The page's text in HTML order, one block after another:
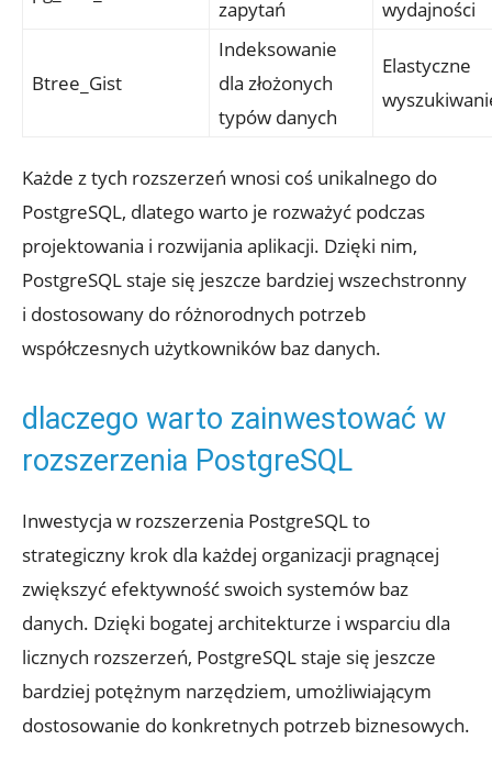
zapytań
wydajności
Btree_Gist
Indeksowanie
dla złożonych
typów ‍danych
Elastyczne
Każde ⁢z tych rozszerzeń wnosi coś⁣ unikalnego do
PostgreSQL, dlatego warto je ⁤rozważyć podczas
projektowania i rozwijania aplikacji. Dzięki nim,
PostgreSQL staje się jeszcze bardziej wszechstronny
i dostosowany do różnorodnych potrzeb⁤
współczesnych użytkowników baz danych.
dlaczego​ warto zainwestować w
rozszerzenia PostgreSQL
Inwestycja w ⁤rozszerzenia PostgreSQL to
strategiczny krok ‍dla każdej ​organizacji pragnącej
zwiększyć efektywność swoich systemów ‌baz
danych. Dzięki‍ bogatej architekturze i wsparciu⁣ dla
licznych rozszerzeń, PostgreSQL staje‌ się jeszcze
bardziej potężnym narzędziem, umożliwiającym
dostosowanie do konkretnych potrzeb biznesowych.